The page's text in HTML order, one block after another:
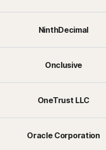
NinthDecimal
Onclusive
OneTrust LLC
Oracle Corporation